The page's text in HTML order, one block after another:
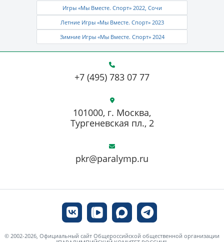
Игры «Мы Вместе. Спорт» 2022, Сочи
Летние Игры «Мы Вместе. Спорт» 2023
Зимние Игры «Мы Вместе. Спорт» 2024
+7 (495) 783 07 77
pkr@paralymp.ru
101000, г. Москва,
Тургеневская пл., 2
© 2002-2026, Официальный сайт Общероссийской общественной организации